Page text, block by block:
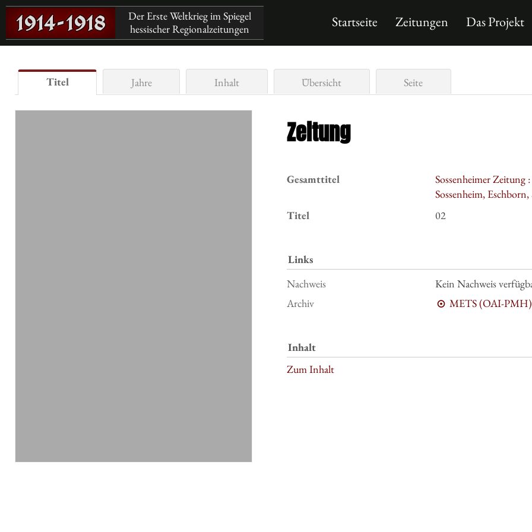
Der Erste Weltkrieg im Spiegel
hessischer Regionalzeitungen
Startseite Zeitungen Das Projekt
Titel Jahre Inhalt Übersicht Seite
Zeitung
Gesamttitel
Sossenheimer Zeitung
Sossenheim,
Titel
02
Links
Nachweis
Kein Nachweis
Archiv
METS (OAI-PMH)
Inhalt
Zum Inhalt